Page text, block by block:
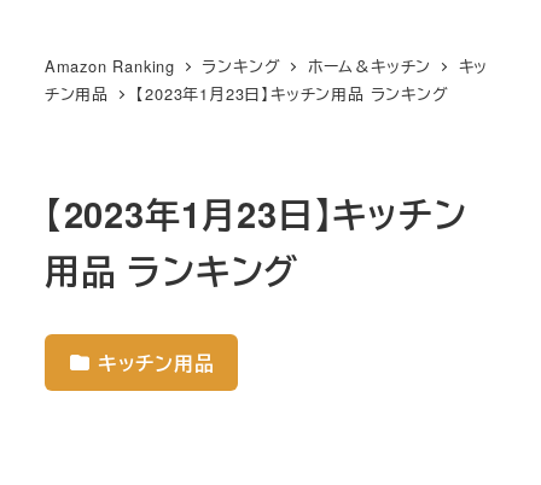
Amazon Ranking ランキング ホーム＆キッチン
キッ
チン用品
【2023年1月23日】キッチン用品 ランキング
【2023年1月23日】キッチン
用品 ランキング
キッチン用品